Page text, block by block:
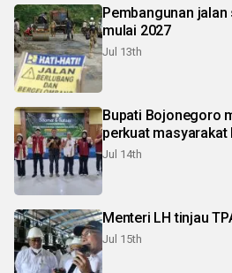
Pembangunan
mulai 2027
Jul 13th
Bupati Bojonegoro
perkuat masyarakat
Jul 14th
Menteri LH tinjau
Jul 15th